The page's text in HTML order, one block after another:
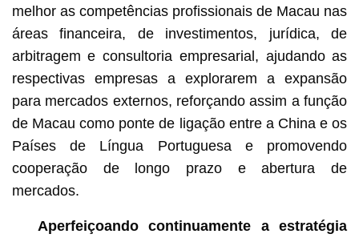
melhor as competências profissionais de Macau nas
áreas financeira, de investimentos, jurídica, de
arbitragem e consultoria empresarial, ajudando as
respectivas empresas a explorarem a expansão
para mercados externos, reforçando assim a função
de Macau como ponte de ligação entre a China e os
Países de Língua Portuguesa e promovendo
cooperação de longo prazo e abertura de
mercados.
Aperfeiçoando continuamente a estratégia